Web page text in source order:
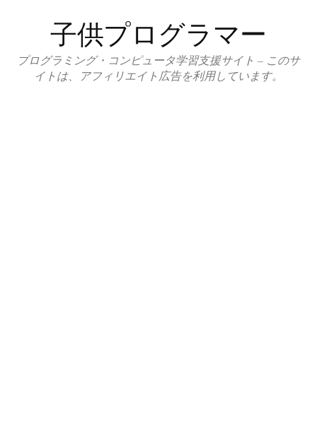
ン
子供プログラマー
プログラミング・コンピュータ学習支援サイト – このサ
イトは、アフィリエイト広告を利用しています。